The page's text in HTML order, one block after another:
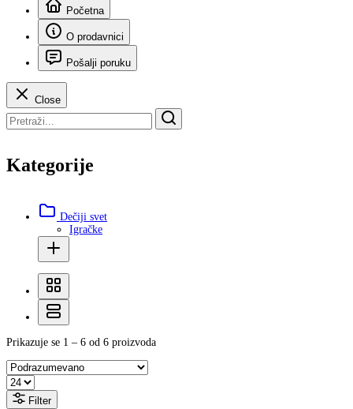
Početna
O prodavnici
Pošalji poruku
Close
Kategorije
Dečiji svet
Igračke
Prikazuje se 1 – 6 od 6 proizvoda
Filter